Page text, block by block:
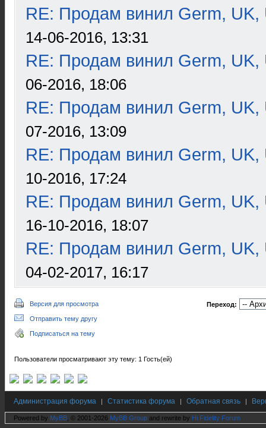
RE: Продам винил Germ, UK,
14-06-2016, 13:31
RE: Продам винил Germ, UK,
06-2016, 18:06
RE: Продам винил Germ, UK,
07-2016, 13:09
RE: Продам винил Germ, UK,
10-2016, 17:24
RE: Продам винил Germ, UK,
16-10-2016, 18:07
RE: Продам винил Germ, UK,
04-02-2017, 16:17
Версия для просмотра
Отправить тему другу
Подписаться на тему
Переход:
Пользователи просматривают эту тему: 1 Гость(ей)
Администрация форума | Статистика форума | Обратная связь |
Powered by MyBB , © 2001-2026 MyBB Group and rewrite by Hi Fidelity Forum